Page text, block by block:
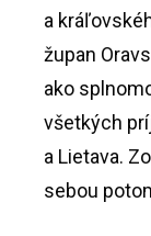
a
župan
ako
všetkých
a Lietava.
sebou